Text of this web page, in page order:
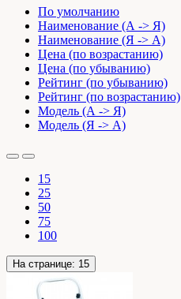
По умолчанию
Наименование (А -> Я)
Наименование (Я -> А)
Цена (по возрастанию)
Цена (по убыванию)
Рейтинг (по убыванию)
Рейтинг (по возрастанию)
Модель (А -> Я)
Модель (Я -> А)
15
25
50
75
100
На странице: 15